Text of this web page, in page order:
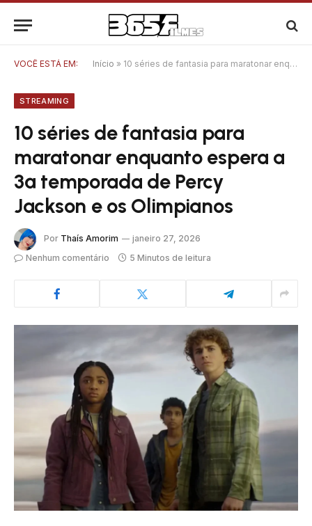
VOCÊ ESTÁ EM: Início » 10 séries de fantasia para maratonar enquanto espera a 3ª temporada de Percy Jackson e os Olimpianos
STREAMING
10 séries de fantasia para
maratonar enquanto espera a
3ª temporada de Percy
Jackson e os Olimpianos
Por Thaís Amorim
janeiro 27, 2026
Nenhum comentário
5 Minutos de leitura